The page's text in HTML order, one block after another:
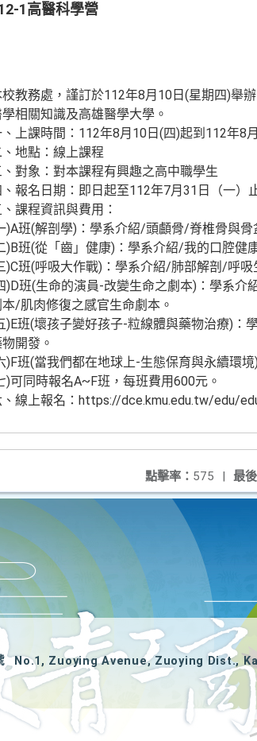
1高醫科學營
教務處，謹訂於112年8月10日(星期四)舉
相關知識及高雄醫學大學。
上課時間：112年8月10日(四)起到112年8
、地點：線上課程
、對象：對本課程有興趣之高中職學生
、報名日期：即日起至112年7月31日（一）
、課程資訊與費用：
)A班(解剖學)：學系介紹/頭顱骨/脊椎骨與
)B班(從「齒」健康)：學系介紹/我的口腔健
)C班(呼吸大作戰)：學系介紹/肺部解剖/呼
)D班(生命的演員-改變生命之劇本)：學系
本/肌肉修復之感官生命劇本。
)E班(壞孩子變好孩子-粒線體與藥物治療)
開發。
)F班(當我們都在地球上-生態保育與永續環
)可同時報名A~F班，每班費用600元。
、線上報名：https://dce.kmu.edu.tw/edu/
最
點擊率： 575 |
No.1, Zuoying Avenue, Zuoying Dist.,